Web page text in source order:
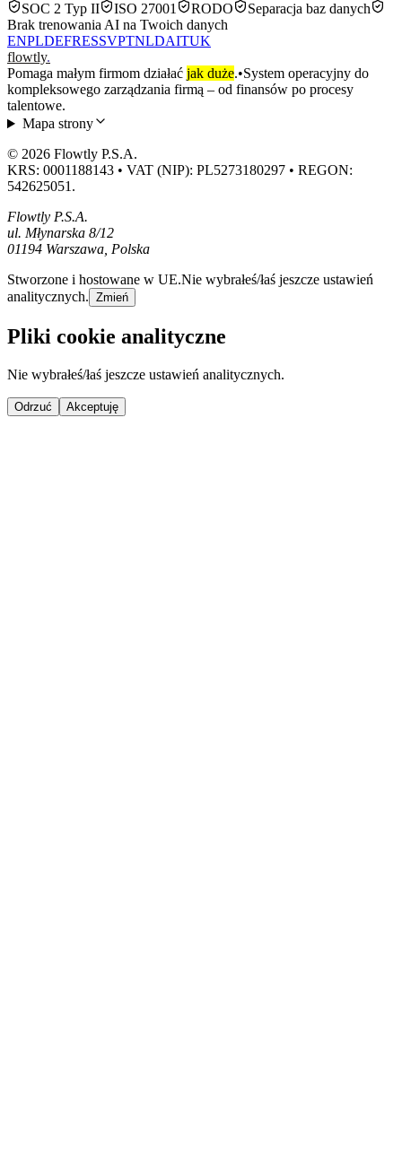
SOC 2 Typ II
ISO 27001 RODO
Separacja baz danych
Brak trenowania AI na Twoich danych
ENPLDEFRESSVPTNLDAITUK
flowtly.
Pomaga małym firmom działać jak duże.•System operacyjny do
kompleksowego zarządzania firmą – od finansów po procesy
talentowe.
Mapa strony
© 2026 Flowtly P.S.A.
KRS: 0001188143 • VAT (NIP): PL5273180297 • REGON:
542625051.
Flowtly P.S.A.
ul. Młynarska 8/12
01194 Warszawa, Polska
Stworzone i hostowane w UE.Nie wybrałeś/łaś jeszcze ustawień
analitycznych. Zmień
Pliki cookie analityczne
Nie wybrałeś/łaś jeszcze ustawień analitycznych.
Odrzuć Akceptuję